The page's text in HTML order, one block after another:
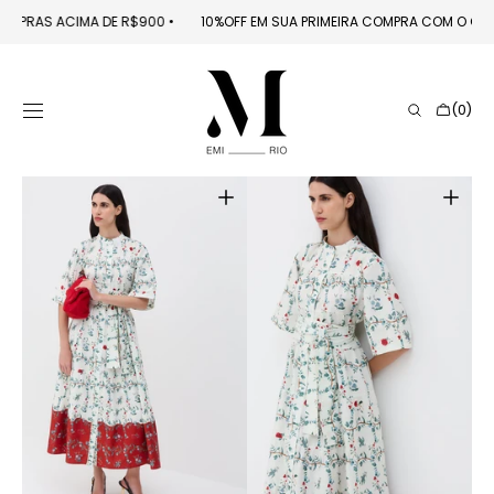
CONTEÚDO
10%OFF EM SUA PRIMEIRA COMPRA COM O
ACIMA DE R$900󠁯
Carrinho
(0)
Abrir
mídia
1
na
galeria
Abrir
mídia
2
na
galeria